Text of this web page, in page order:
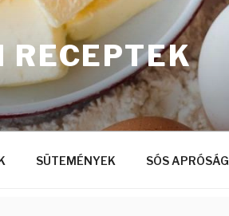
RECEPTEK
SÜTEMÉNYEK SÓS APRÓSÁG